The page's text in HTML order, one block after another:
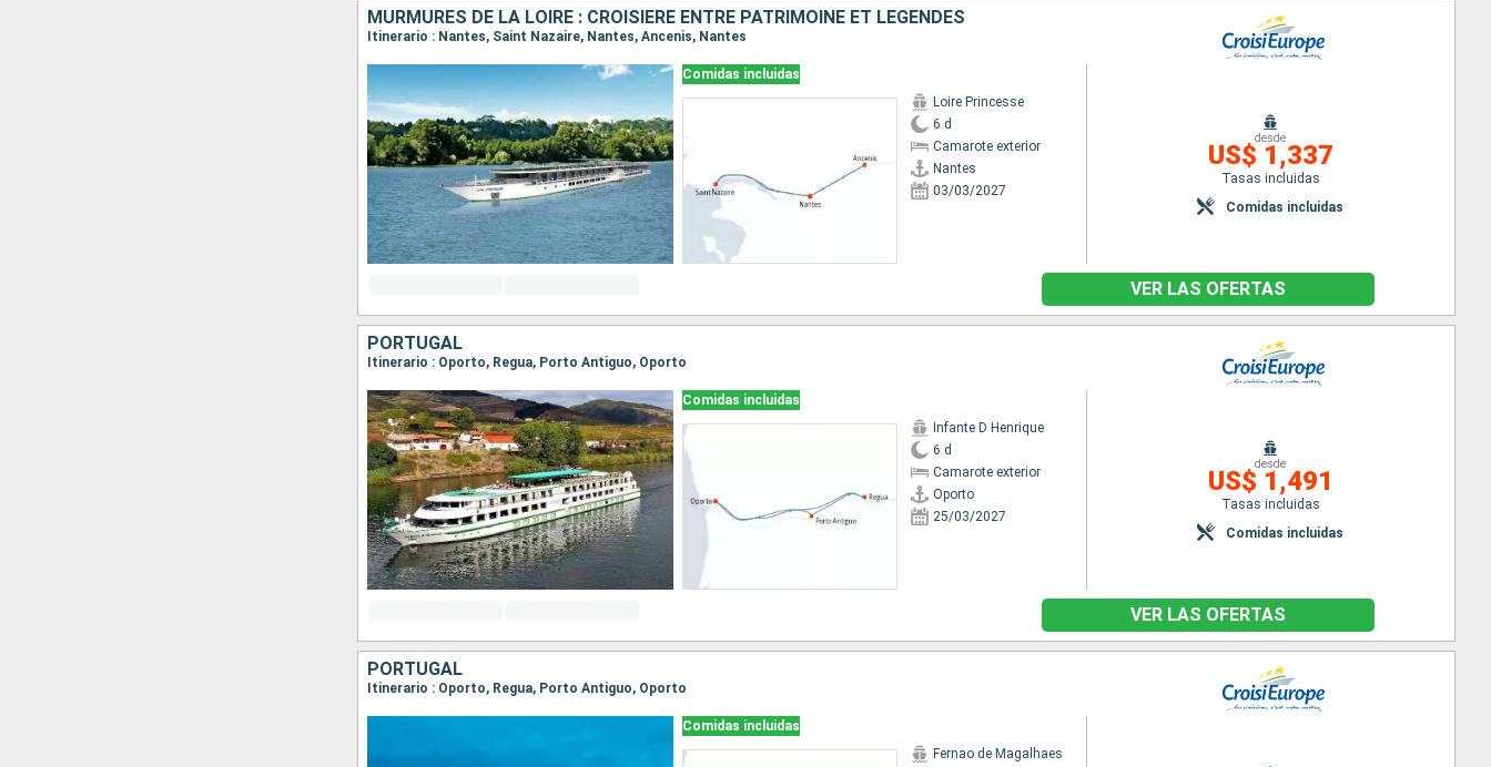
MURMURES DE LA LOIRE : CROISIÈRE ENTRE PATRIMOINE ET LÉGENDES
Itinerario : Nantes, Saint Nazaire, Nantes, Ancenis, Nantes
Comidas incluidas
Loire Princesse
6 d
Camarote exterior
Nantes
03/03/2027
desde
US$ 1,337
Tasas incluidas
Comidas incluidas
VER LAS OFERTAS
PORTUGAL
Itinerario : Oporto, Regua, Porto Antiguo, Oporto
Comidas incluidas
Infante D Henrique
6 d
Camarote exterior
Oporto
25/03/2027
desde
US$ 1,491
Tasas incluidas
Comidas incluidas
VER LAS OFERTAS
PORTUGAL
Itinerario : Oporto, Regua, Porto Antiguo, Oporto
Comidas incluidas
Fernao de Magalhaes